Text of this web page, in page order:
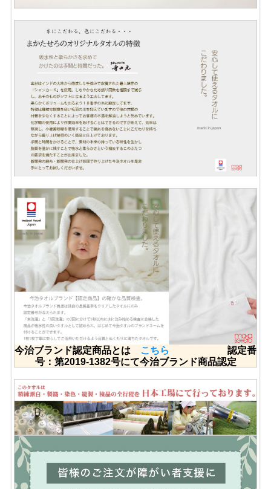
今治ブランド認定商品とは こちら
認定番
号：第2019-1382号にて今治ブランド商品認定